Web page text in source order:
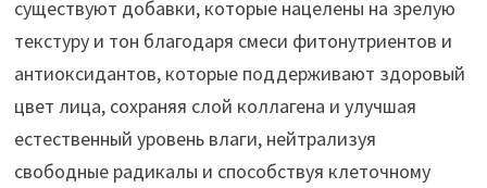
существуют добавки, которые нацелены на зрелую
текстуру и тон благодаря смеси фитонутриентов и
антиоксидантов, которые поддерживают здоровый
цвет лица, сохраняя слой коллагена и улучшая
естественный уровень влаги, нейтрализуя
свободные радикалы и способствуя клеточному